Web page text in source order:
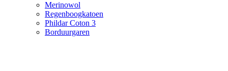
Merinowol
Regenboogkatoen
Phildar Coton 3
Borduurgaren